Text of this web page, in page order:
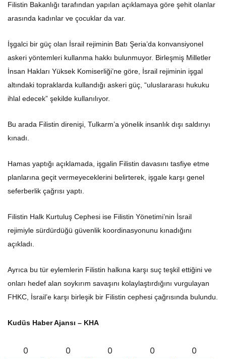
Filistin Bakanlığı tarafından yapılan açıklamaya göre şehit olanlar
arasında kadınlar ve çocuklar da var.
İşgalci bir güç olan İsrail rejiminin Batı Şeria’da konvansiyonel
askeri yöntemleri kullanma hakkı bulunmuyor. Birleşmiş Milletler
İnsan Hakları Yüksek Komiserliği’ne göre, İsrail rejiminin işgal
altındaki topraklarda kullandığı askeri güç, “uluslararası hukuku
ihlal edecek” şekilde kullanılıyor.
Bu arada Filistin direnişi, Tulkarm’a yönelik insanlık dışı saldırıyı
kınadı.
Hamas yaptığı açıklamada, işgalin Filistin davasını tasfiye etme
planlarına geçit vermeyeceklerini belirterek, işgale karşı genel
seferberlik çağrısı yaptı.
Filistin Halk Kurtuluş Cephesi ise Filistin Yönetimi’nin İsrail
rejimiyle sürdürdüğü güvenlik koordinasyonunu kınadığını
açıkladı.
Ayrıca bu tür eylemlerin Filistin halkına karşı suç teşkil ettiğini ve
onları hedef alan soykırım savaşını kolaylaştırdığını vurgulayan
FHKC, İsrail’e karşı birleşik bir Filistin cephesi çağrısında bulundu.
Kudüs Haber Ajansı – KHA
0 0 0 0 0